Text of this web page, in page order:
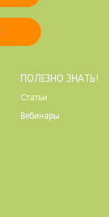
ПОЛЕЗНО ЗНАТЬ!
Статьи
Вебинары